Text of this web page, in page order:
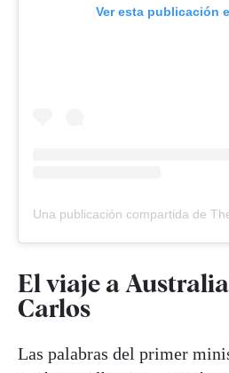
Ver esta publicación
El viaje a
Carlos
Las palabras del primer